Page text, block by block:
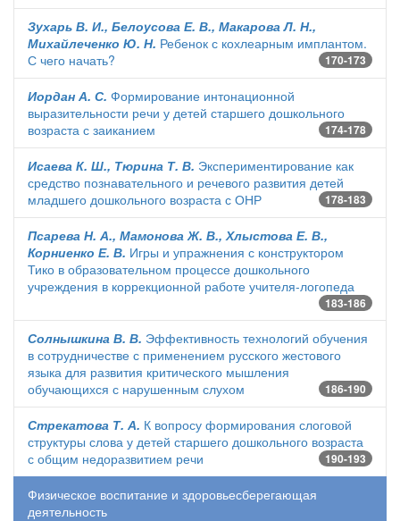
Зухарь В. И., Белоусова Е. В., Макарова Л. Н.,
Михайлеченко Ю. Н. Ребенок с кохлеарным имплантом.
С чего начать?
170-173
Иордан А. С. Формирование интонационной
выразительности речи у детей старшего дошкольного
возраста с заиканием
174-178
Исаева К. Ш., Тюрина Т. В. Экспериментирование как
средство познавательного и речевого развития детей
младшего дошкольного возраста с ОНР
178-183
Псарева Н. А., Мамонова Ж. В., Хлыстова Е. В.,
Корниенко Е. В. Игры и упражнения с конструктором
Тико в образовательном процессе дошкольного
учреждения в коррекционной работе учителя-логопеда
183-186
Солнышкина В. В. Эффективность технологий обучения
в сотрудничестве с применением русского жестового
языка для развития критического мышления
обучающихся с нарушенным слухом
186-190
Стрекатова Т. А. К вопросу формирования слоговой
структуры слова у детей старшего дошкольного возраста
с общим недоразвитием речи
190-193
Физическое воспитание и здоровьесберегающая
деятельность